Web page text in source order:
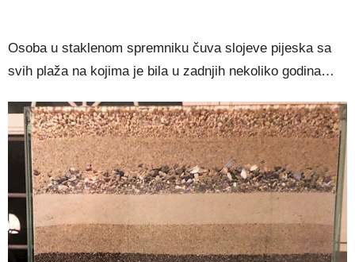
Osoba u staklenom spremniku čuva slojeve pijeska sa
svih plaža na kojima je bila u zadnjih nekoliko godina…